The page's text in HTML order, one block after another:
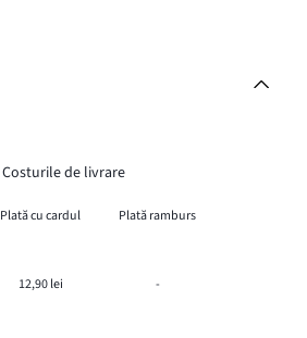
Costurile de livrare
Plată cu cardul
Plată ramburs
12,90 lei -